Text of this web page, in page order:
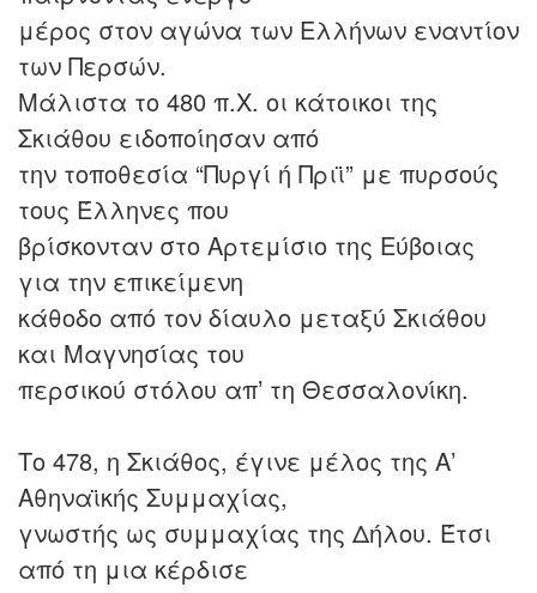
μέρος στον αγώνα των Ελλήνων εναντίον
των Περσών.
Μάλιστα το 480 π.Χ. οι κάτοικοι της
Σκιάθου ειδοποίησαν από
την τοποθεσία “Πυργί ή Πριϊ” με πυρσούς
τους Έλληνες που
βρίσκονταν στο Αρτεμίσιο της Εύβοιας
για την επικείμενη
κάθοδο από τον δίαυλο μεταξύ Σκιάθου
και Μαγνησίας του
περσικού στόλου απ’ τη Θεσσαλονίκη.
Το 478, η Σκιάθος, έγινε μέλος της Α’
Αθηναϊκής Συμμαχίας,
γνωστής ως συμμαχίας της Δήλου. Έτσι
από τη μια κέρδισε